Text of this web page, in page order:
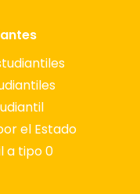
el Estado
a tipo 0